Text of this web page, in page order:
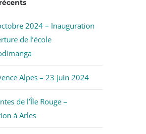
2024 – Inauguration
de l’école
Alpes – 23 juin 2024
de l’Île Rouge –
à Arles